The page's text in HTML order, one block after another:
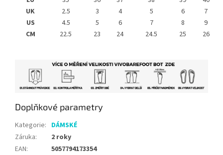
UK
2.5 3 4 5 6
7
US
4.5 5 6 7 8
9
CM
22.5 23 24 24.5 25 26
Doplňkové parametry
Kategorie: DÁMSKÉ
Záruka:
2 roky
EAN:
5057794173354